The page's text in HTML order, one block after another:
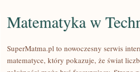
Matematyka w
SuperMatma.pl to nowoczesny serwis
matematyce, który pokazuje, że świat